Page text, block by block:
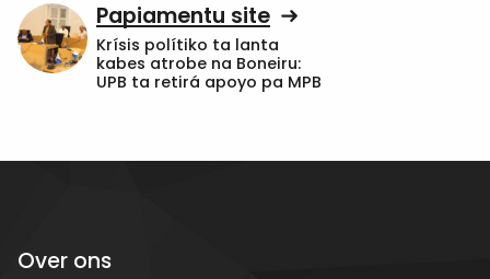
Papiamentu site
Krísis polítiko ta lanta
kabes atrobe na Boneiru:
UPB ta retirá apoyo pa MPB
Over ons